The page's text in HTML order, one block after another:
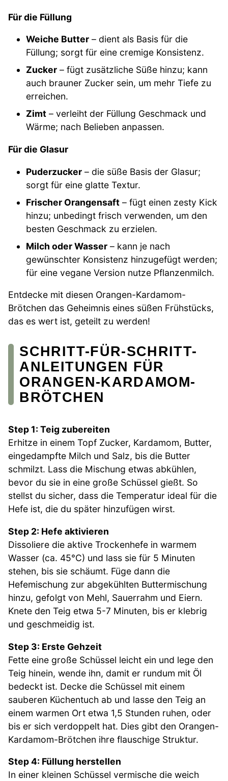
Für die Füllung
Weiche Butter – dient als Basis für die
Füllung; sorgt für eine cremige Konsistenz.
Zucker – fügt zusätzliche Süße hinzu; kann
auch brauner Zucker sein, um mehr Tiefe zu
erreichen.
Zimt – verleiht der Füllung Geschmack und
Wärme; nach Belieben anpassen.
Für die Glasur
Puderzucker – die süße Basis der Glasur;
sorgt für eine glatte Textur.
Frischer Orangensaft – fügt einen zesty Kick
hinzu; unbedingt frisch verwenden, um den
besten Geschmack zu erzielen.
Milch oder Wasser – kann je nach
gewünschter Konsistenz hinzugefügt werden;
für eine vegane Version nutze Pflanzenmilch.
Entdecke mit diesen Orangen-Kardamom-
Brötchen das Geheimnis eines süßen Frühstücks,
das es wert ist, geteilt zu werden!
SCHRITT-FÜR-SCHRITT-
ANLEITUNGEN FÜR
ORANGEN-KARDAMOM-
BRÖTCHEN
Step 1: Teig zubereiten
Erhitze in einem Topf Zucker, Kardamom, Butter,
eingedampfte Milch und Salz, bis die Butter
schmilzt. Lass die Mischung etwas abkühlen,
bevor du sie in eine große Schüssel gießt. So
stellst du sicher, dass die Temperatur ideal für die
Hefe ist, die du später hinzufügen wirst.
Step 2: Hefe aktivieren
Dissoliere die aktive Trockenhefe in warmem
Wasser (ca. 45°C) und lass sie für 5 Minuten
stehen, bis sie schäumt. Füge dann die
Hefemischung zur abgekühlten Buttermischung
hinzu, gefolgt von Mehl, Sauerrahm und Eiern.
Knete den Teig etwa 5-7 Minuten, bis er klebrig
und geschmeidig ist.
Step 3: Erste Gehzeit
Fette eine große Schüssel leicht ein und lege den
Teig hinein, wende ihn, damit er rundum mit Öl
bedeckt ist. Decke die Schüssel mit einem
sauberen Küchentuch ab und lasse den Teig an
einem warmen Ort etwa 1,5 Stunden ruhen, oder
bis er sich verdoppelt hat. Dies gibt den Orangen-
Kardamom-Brötchen ihre flauschige Struktur.
Step 4: Füllung herstellen
In einer kleinen Schüssel vermische die weich